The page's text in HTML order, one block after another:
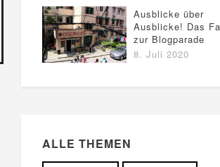
Ausblicke über
Ausblicke! Das
zur Blogparade
8. Juli 2020
ALLE THEMEN